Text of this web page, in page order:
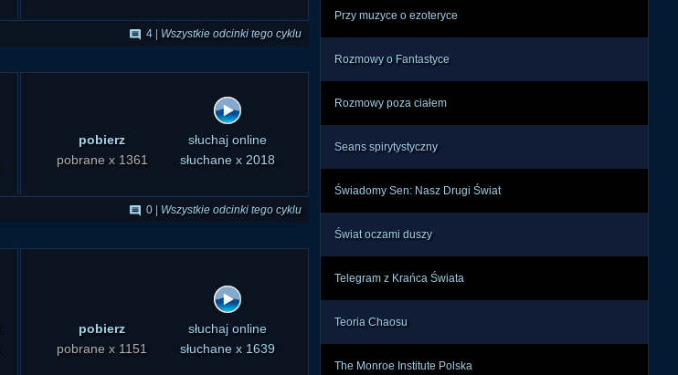
4 Wszystkie odcinki tego cyklu
pobierz
pobrane x 1361
słuchaj online
słuchane x 2018
0 Wszystkie odcinki tego cyklu
pobierz
pobrane x 1151
słuchaj online
słuchane x 1639
Przy muzyce o ezoteryce
Rozmowy o Fantastyce
Rozmowy poza ciałem
Seans spirytystyczny
Świadomy Sen: Nasz Drugi Świat
Świat oczami duszy
Telegram z Krańca Świata
Teoria Chaosu
The Monroe Institute Polska